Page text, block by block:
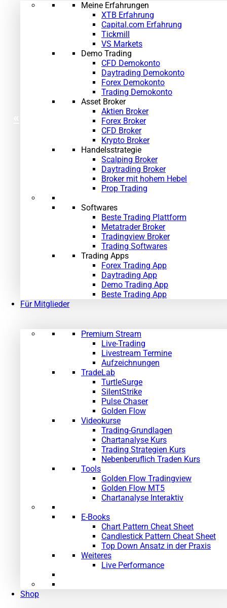
Meine Erfahrungen
XTB Erfahrung
Capital.com Erfahrung
Tickmill
VS Markets
Demo Trading
CFD Demokonto
Daytrading Demokonto
Forex Demokonto
Trading Demokonto
Asset Broker
Aktien Broker
Forex Broker
CFD Broker
Krypto Broker
Handelsstrategie
Scalping Broker
Daytrading Broker
Broker mit hohem Hebel
Prop Trading
Softwares
Beste Trading Plattform
Metatrader Broker
Tradingview Broker
Trading Softwares
Trading Apps
Forex Trading App
Daytrading App
Demo Trading App
Beste Trading App
Für Mitglieder
Premium Stream
Live-Trading
Livestream Termine
Aufzeichnungen
TradeLab
TurtleSurge
SilentStrike
Pulse Chaser
Golden Flow
Videokurse
Trading-Grundlagen
Chartanalyse Kurs
Trading Strategien Kurs
Nebenberuflich Traden Kurs
Tools
Golden Flow Tradingview
Golden Flow MT5
Chartanalyse Interaktiv
E-Books
Chart Pattern Cheat Sheet
Candlestick Pattern Cheat Sheet
Top Down Ansatz in der Praxis
Weiteres
Live Performance
Shop